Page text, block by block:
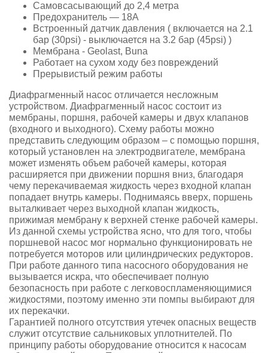
Самовсасывающий до 2,4 метра
Предохранитель — 18A
Встроенный датчик давления ( включается на 2.1
бар (30psi) - выключается на 3.2 бар (45psi) )
Мембрана - Geolast, Buna
Работает на сухом ходу без повреждений
Прерывистый режим работы
Диафрагменный насос отличается несложным
устройством. Диафрагменный насос состоит из
мембраны, поршня, рабочей камеры и двух клапанов
(входного и выходного). Схему работы можно
представить следующим образом – с помощью поршня,
который установлен на электродвигателе, мембрана
может изменять объем рабочей камеры, которая
расширяется при движении поршня вниз, благодаря
чему перекачиваемая жидкость через входной клапан
попадает внутрь камеры. Поднимаясь вверх, поршень
выталкивает через выходной клапан жидкость,
прижимая мембрану к верхней стенке рабочей камеры.
Из данной схемы устройства ясно, что для того, чтобы
поршневой насос мог нормально функционировать не
потребуется моторов или цилиндрических редукторов.
При работе данного типа насосного оборудования не
вызывается искра, что обеспечивает полную
безопасность при работе с легковоспламеняющимися
жидкостями, поэтому именно эти помпы выбирают для
их перекачки.
Гарантией полного отсутствия утечек опасных веществ
служит отсутствие сальниковых уплотнителей. По
принципу работы оборудование относится к насосам